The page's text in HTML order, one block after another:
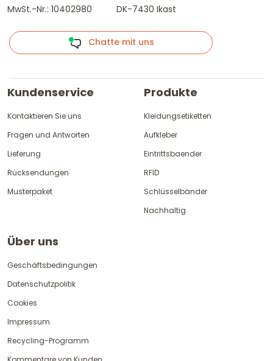
MwSt.-Nr.: 10402980
DK-7430 Ikast
Chatte mit uns
Kundenservice
Kontaktieren Sie uns
Fragen und Antworten
Lieferung
Rücksendungen
Musterpaket
Produkte
Kleidungsetiketten
Aufkleber
Eintrittsbaender
RFID
Schlüsselbänder
Nachhaltig
Über uns
Geschäftsbedingungen
Datenschutzpolitik
Cookies
Impressum
Recycling-Programm